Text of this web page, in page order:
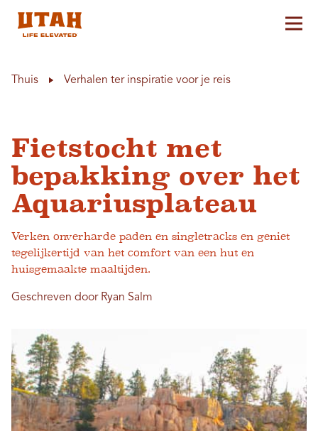
Thuis Verhalen ter inspiratie voor je reis
Fietstocht met
bepakking over het
Aquariusplateau
Verken onverharde paden en singletracks en geniet
tegelijkertijd van het comfort van een hut en
huisgemaakte maaltijden.
Geschreven door Ryan Salm